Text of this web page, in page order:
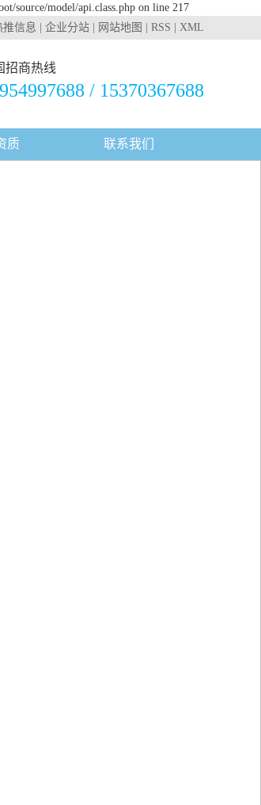
source/model/api.class.php on line 217
推信息 企业分站 网站地图 RSS XML
招商热线
/ 15370367688
质 联系我们